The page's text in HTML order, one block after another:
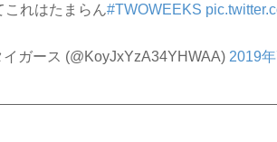
これはたまらん#TWOWEEKS
ガース (@KoyJxYzA34YHWAA) 2019